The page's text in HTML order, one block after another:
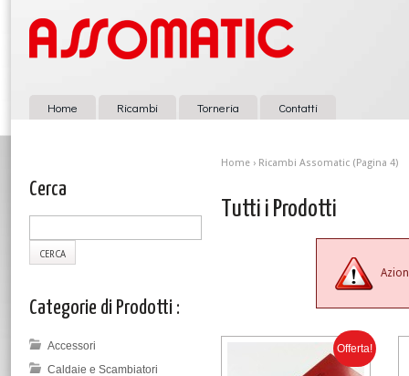
Home Ricambi Torneria Contatti
Home › Ricambi Assomatic (Pagina 4)
Tutti i Prodotti
Offerta!
Cerca
Categorie di Prodotti :
Accessori
Caldaie e Scambiatori